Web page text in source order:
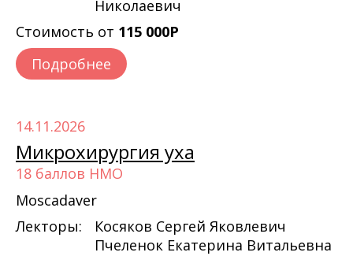
Николаевич
Стоимость от 115 000Р
Подробнее
14.11.2026
Микрохирургия уха
18 баллов НМО
Moscadaver
Лекторы:
Косяков Сергей Яковлевич
Пчеленок Екатерина Витальевна